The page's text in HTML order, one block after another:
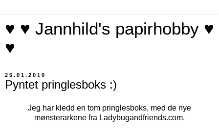
♥ ♥ Jannhild's papirhobby ♥
♥
25.01.2010
Pyntet pringlesboks :)
Jeg har kledd en tom pringlesboks, med de nye
mønsterarkene fra Ladybugandfriends.com.